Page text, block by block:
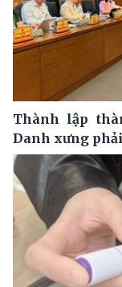
Thành lập
Danh xưng